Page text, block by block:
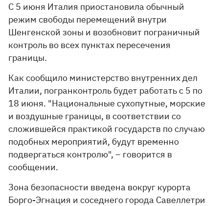
С 5 июня Италия приостановила обычный
режим свободы перемещений внутри
Шенгенской зоны и возобновит пограничный
контроль во всех пунктах пересечения
границы.
Как сообщило министерство внутренних дел
Италии, погранконтроль будет работать с 5 по
18 июня. "Национальные сухопутные, морские
и воздушные границы, в соответствии со
сложившейся практикой государств по случаю
подобных мероприятий, будут временно
подвергаться контролю", – говорится в
сообщении.
Зона безопасности введена вокруг курорта
Борго-Эгнация и соседнего города Савеллетри